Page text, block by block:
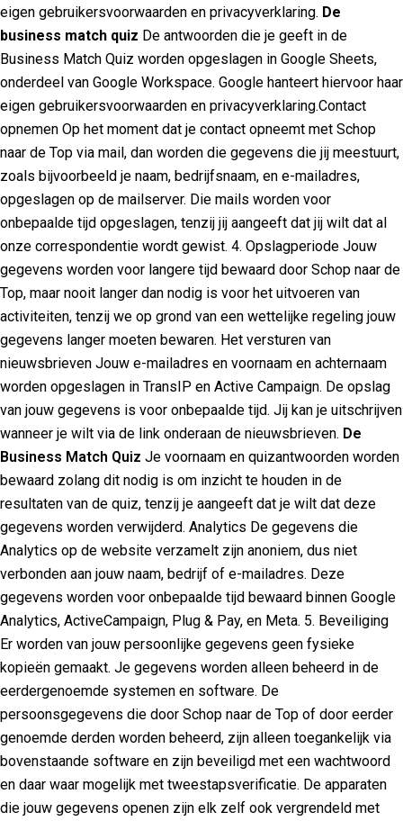
eigen gebruikersvoorwaarden en privacyverklaring. De
business match quiz De antwoorden die je geeft in de
Business Match Quiz worden opgeslagen in Google Sheets,
onderdeel van Google Workspace. Google hanteert hiervoor haar
eigen gebruikersvoorwaarden en privacyverklaring.Contact
opnemen Op het moment dat je contact opneemt met Schop
naar de Top via mail, dan worden die gegevens die jij meestuurt,
zoals bijvoorbeeld je naam, bedrijfsnaam, en e-mailadres,
opgeslagen op de mailserver. Die mails worden voor
onbepaalde tijd opgeslagen, tenzij jij aangeeft dat jij wilt dat al
onze correspondentie wordt gewist. 4. Opslagperiode Jouw
gegevens worden voor langere tijd bewaard door Schop naar de
Top, maar nooit langer dan nodig is voor het uitvoeren van
activiteiten, tenzij we op grond van een wettelijke regeling jouw
gegevens langer moeten bewaren. Het versturen van
nieuwsbrieven Jouw e-mailadres en voornaam en achternaam
worden opgeslagen in TransIP en Active Campaign. De opslag
van jouw gegevens is voor onbepaalde tijd. Jij kan je uitschrijven
wanneer je wilt via de link onderaan de nieuwsbrieven. De
Business Match Quiz Je voornaam en quizantwoorden worden
bewaard zolang dit nodig is om inzicht te houden in de
resultaten van de quiz, tenzij je aangeeft dat je wilt dat deze
gegevens worden verwijderd. Analytics De gegevens die
Analytics op de website verzamelt zijn anoniem, dus niet
verbonden aan jouw naam, bedrijf of e-mailadres. Deze
gegevens worden voor onbepaalde tijd bewaard binnen Google
Analytics, ActiveCampaign, Plug & Pay, en Meta. 5. Beveiliging
Er worden van jouw persoonlijke gegevens geen fysieke
kopieën gemaakt. Je gegevens worden alleen beheerd in de
eerdergenoemde systemen en software. De
persoonsgegevens die door Schop naar de Top of door eerder
genoemde derden worden beheerd, zijn alleen toegankelijk via
bovenstaande software en zijn beveiligd met een wachtwoord
en daar waar mogelijk met tweestapsverificatie. De apparaten
die jouw gegevens openen zijn elk zelf ook vergrendeld met